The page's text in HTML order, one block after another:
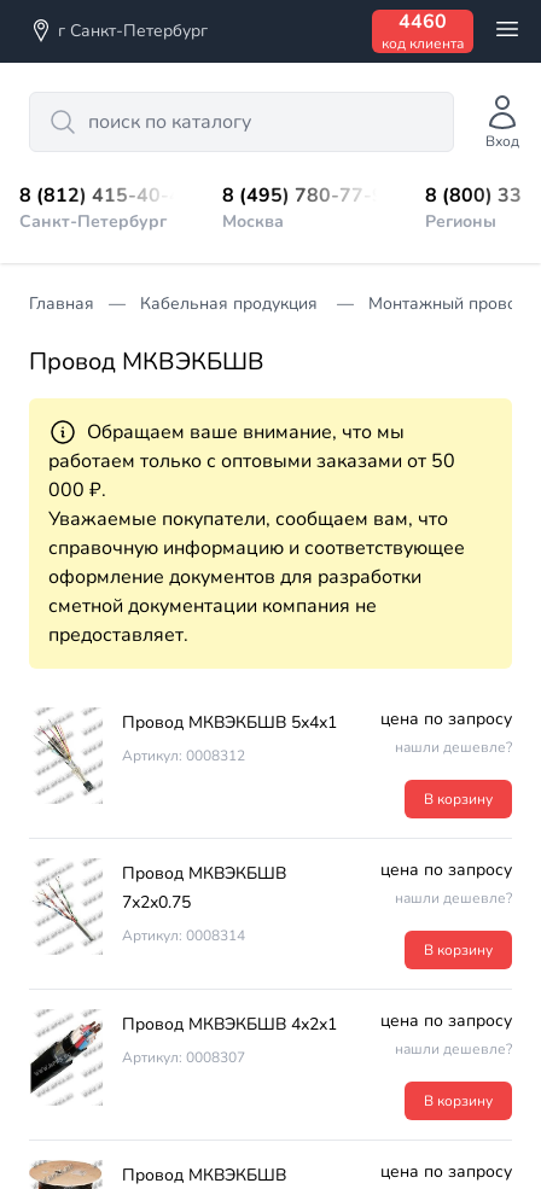
г Санкт-Петербург 4460
код клиента
Search
Вход
8 (812) 415-40-45
Санкт-Петербург
8 (495) 780-77-98
Москва
8 (800)
Регионы
Главная Кабельная продукция Монтажный провод
Провод МКВЭКБШВ
Обращаем ваше внимание, что мы
работаем только с оптовыми заказами от 50
000 ₽.
Уважаемые покупатели, сообщаем вам, что
справочную информацию и соответствующее
оформление документов для разработки
сметной документации компания не
предоставляет.
Провод МКВЭКБШВ 5х4х1
Артикул: 0008312
цена по запросу
нашли дешевле?
В корзину
Провод МКВЭКБШВ
7х2х0.75
Артикул: 0008314
цена по запросу
нашли дешевле?
В корзину
Провод МКВЭКБШВ 4х2х1
Артикул: 0008307
цена по запросу
нашли дешевле?
В корзину
Провод МКВЭКБШВ
цена по запросу